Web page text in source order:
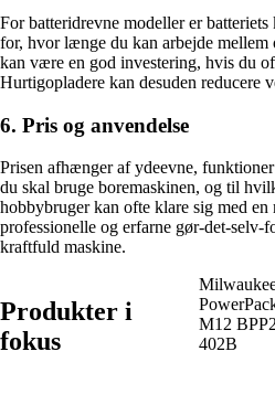
For batteridrevne modeller er
for, hvor længe du kan arbejde mellem
kan være en god investering, hvis du
Hurtigopladere kan desuden reducere
6. Pris og anvendelse
Prisen afhænger af ydeevne,
du skal bruge boremaskinen, og til
hobbybruger kan ofte klare sig med en
professionelle og erfarne gør-det-selv-
kraftfuld maskine.
Produkter i
fokus
M12
402B